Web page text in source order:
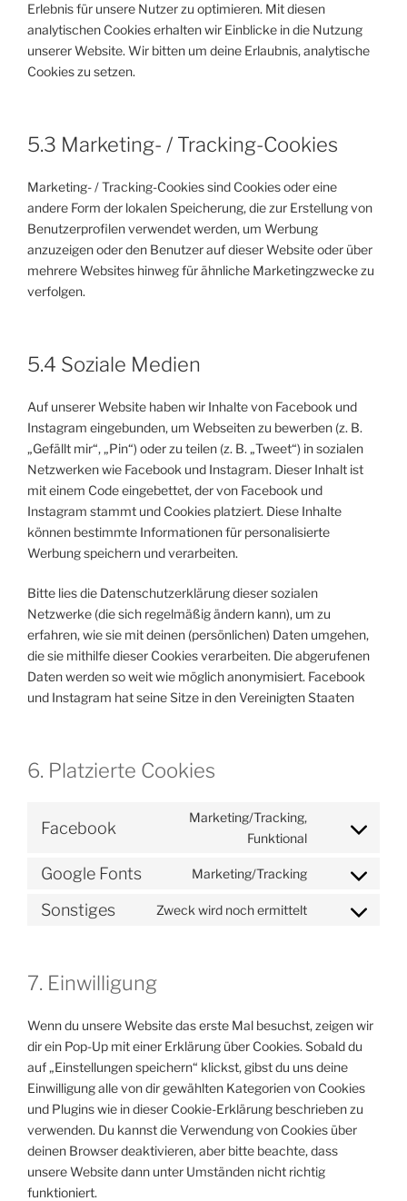
Erlebnis für unsere Nutzer zu optimieren. Mit diesen
analytischen Cookies erhalten wir Einblicke in die Nutzung
unserer Website. Wir bitten um deine Erlaubnis, analytische
Cookies zu setzen.
5.3 Marketing- / Tracking-Cookies
Marketing- / Tracking-Cookies sind Cookies oder eine
andere Form der lokalen Speicherung, die zur Erstellung von
Benutzerprofilen verwendet werden, um Werbung
anzuzeigen oder den Benutzer auf dieser Website oder über
mehrere Websites hinweg für ähnliche Marketingzwecke zu
verfolgen.
5.4 Soziale Medien
Auf unserer Website haben wir Inhalte von Facebook und
Instagram eingebunden, um Webseiten zu bewerben (z. B.
„Gefällt mir“, „Pin“) oder zu teilen (z. B. „Tweet“) in sozialen
Netzwerken wie Facebook und Instagram. Dieser Inhalt ist
mit einem Code eingebettet, der von Facebook und
Instagram stammt und Cookies platziert. Diese Inhalte
können bestimmte Informationen für personalisierte
Werbung speichern und verarbeiten.
Bitte lies die Datenschutzerklärung dieser sozialen
Netzwerke (die sich regelmäßig ändern kann), um zu
erfahren, wie sie mit deinen (persönlichen) Daten umgehen,
die sie mithilfe dieser Cookies verarbeiten. Die abgerufenen
Daten werden so weit wie möglich anonymisiert. Facebook
und Instagram hat seine Sitze in den Vereinigten Staaten
6. Platzierte Cookies
Facebook
Marketing/Tracking,
Funktional
Consent
service
Google Fonts Marketing/Tracking
Consent
service
Sonstiges Zweck wird noch ermittelt
Consent
7. Einwilligung
Wenn du unsere Website das erste Mal besuchst, zeigen wir
dir ein Pop-Up mit einer Erklärung über Cookies. Sobald du
auf „Einstellungen speichern“ klickst, gibst du uns deine
Einwilligung alle von dir gewählten Kategorien von Cookies
und Plugins wie in dieser Cookie-Erklärung beschrieben zu
verwenden. Du kannst die Verwendung von Cookies über
deinen Browser deaktivieren, aber bitte beachte, dass
unsere Website dann unter Umständen nicht richtig
funktioniert.